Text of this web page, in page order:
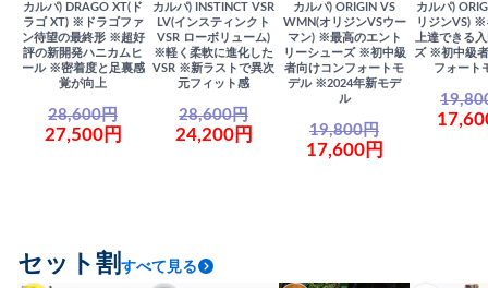
カルパ) DRAGO XT(ド
ラゴ XT) ※ドラゴファ
ン待望の最終形 ※超好
評の新開発ハニカムヒ
ール ※密着度と足裏感
覚が向上
28,600円
27,500円
カルパ) INSTINCT VSR
LV(インスティンクト
VSR ローボリューム)
※軽く柔軟に進化した
VSR ※新ラストで異次
元フィット感
28,600円
24,200円
カルパ) ORIGIN VS
WMN(オリジンVSウー
マン) ※最高のエント
リーシューズ ※初中級
者向けコンフォートモ
デル ※2024年新モデ
ル
19,800円
17,600円
カルパ)
リジンVS) ※
上達できる
ズ ※初中級
フォート
セット割 すべて見る